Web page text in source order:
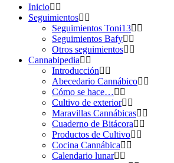
Inicio
Seguimientos
Seguimientos Toni13
Seguimientos Bafy
Otros seguimientos
Cannabipedia
Introducción
Abecedario Cannábico
Cómo se hace…
Cultivo de exterior
Maravillas Cannábicas
Cuaderno de Bitácora
Productos de Cultivo
Cocina Cannábica
Calendario lunar